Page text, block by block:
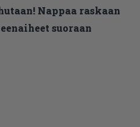
Nappaa raskaan
suoraan